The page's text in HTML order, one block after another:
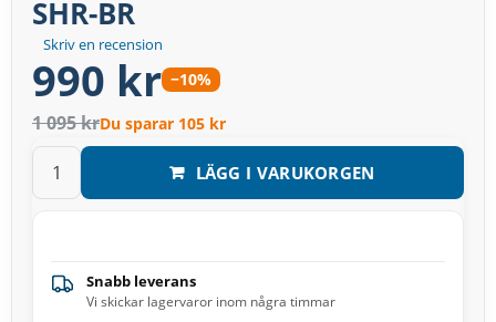
Skriv en recension
SHR-BR
990 kr −10%
1 095 krDu sparar 105 kr
LÄGG I VARUKORGEN
Snabb leverans
Vi skickar lagervaror inom några timmar